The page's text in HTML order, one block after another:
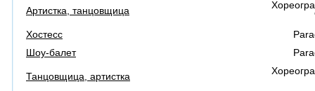
Артистка, танцовщица
Хостесс
Шоу-балет
Танцовщица, артистка